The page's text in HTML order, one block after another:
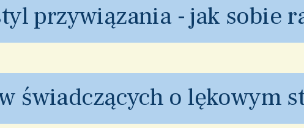
przywiązania - jak sobie
świadczących o lękowym